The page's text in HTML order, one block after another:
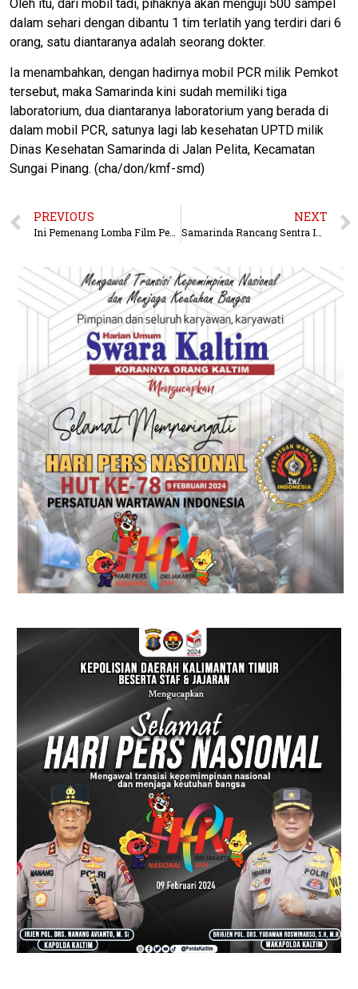
Oleh itu, dari mobil tadi, pihaknya akan menguji 500 sampel
dalam sehari dengan dibantu 1 tim terlatih yang terdiri dari 6
orang, satu diantaranya adalah seorang dokter.
Ia menambahkan, dengan hadirnya mobil PCR milik Pemkot
tersebut, maka Samarinda kini sudah memiliki tiga
laboratorium, dua diantaranya laboratorium yang berada di
dalam mobil PCR, satunya lagi lab kesehatan UPTD milik
Dinas Kesehatan Samarinda di Jalan Pelita, Kecamatan
Sungai Pinang. (cha/don/kmf-smd)
PREVIOUS
Ini Pemenang Lomba Film Pendek dan Desain Grafis
NEXT
Samarinda Rancang Sentra Industri Kecil